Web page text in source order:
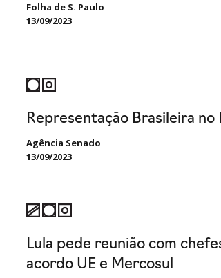
Folha de S. Paulo
13/09/2023
Representação Brasileira
Agência Senado
13/09/2023
Lula pede reunião com
acordo UE e Mercosul